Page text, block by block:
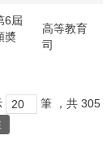
6屆
奬
高等教育
司
筆 ，共 305